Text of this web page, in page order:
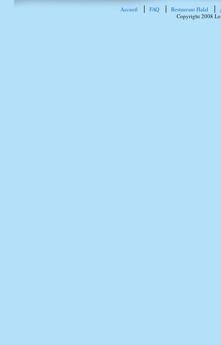
Accueil FAQ Restaurant Halal
Copyright 2008